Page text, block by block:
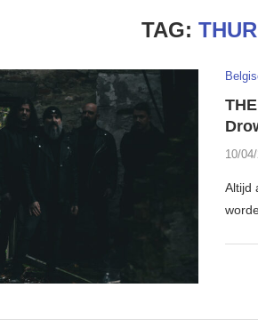
TAG:
10/
Altijd